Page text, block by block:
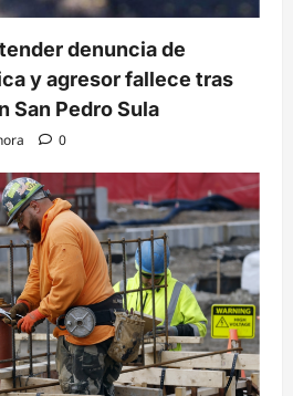
denuncia de
y agresor fallece tras
San Pedro Sula
0